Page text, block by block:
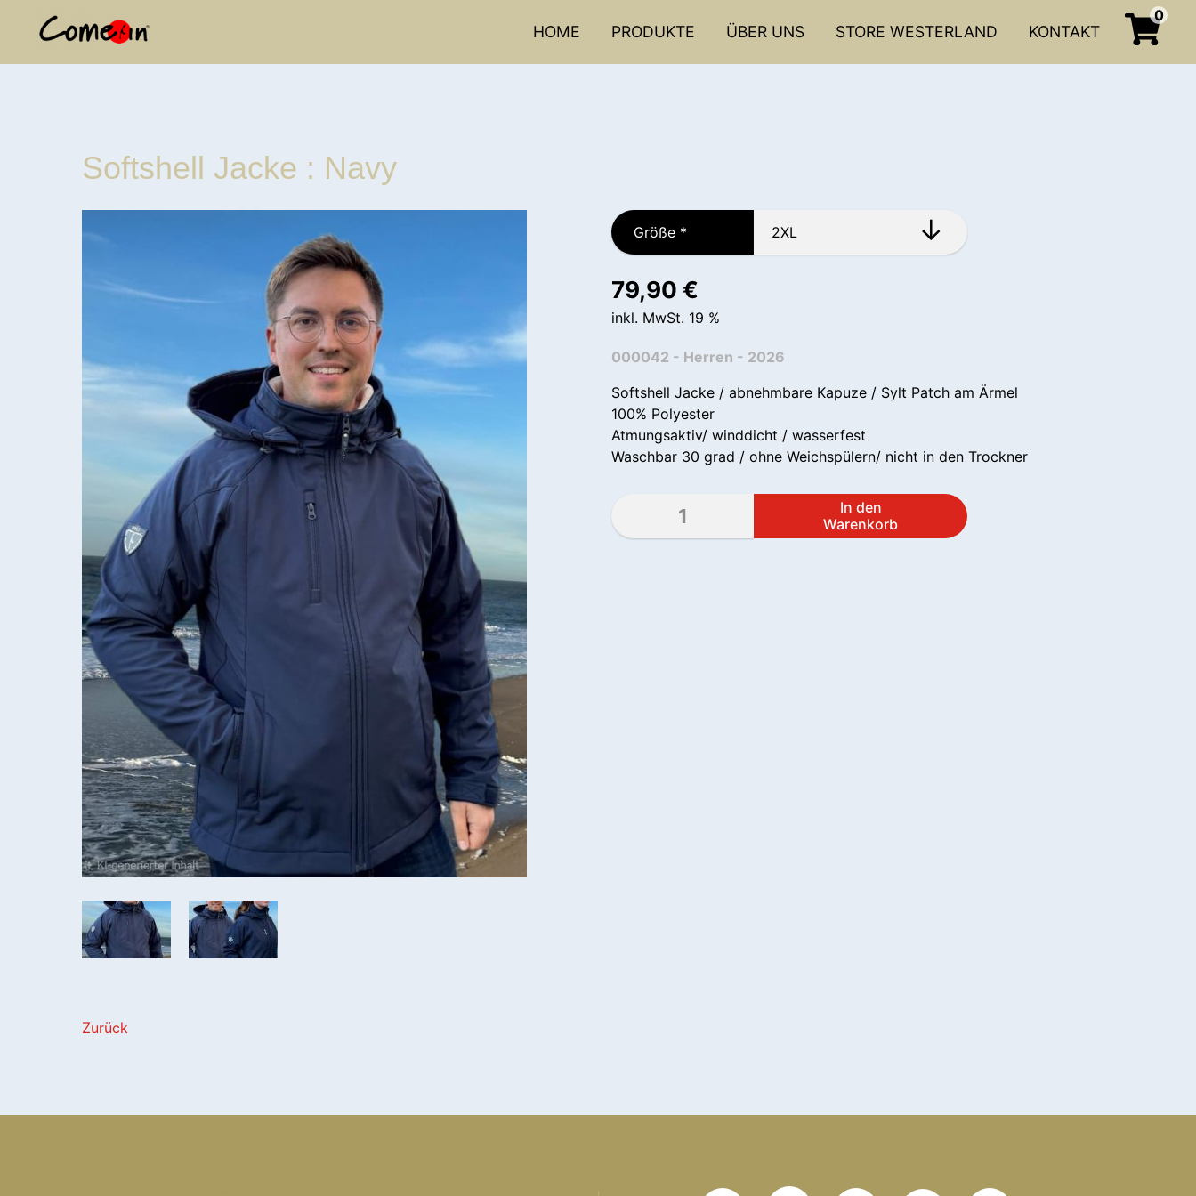
HOME PRODUKTE ÜBER UNS STORE WESTERLAND KONTAKT
0
Softshell Jacke : Navy
Größe *
79,90 €
inkl. MwSt. 19 %
000042 - Herren - 2026
Softshell Jacke / abnehmbare Kapuze / Sylt Patch am Ärmel
100% Polyester
Atmungsaktiv/ winddicht / wasserfest
Waschbar 30 grad / ohne Weichspülern/ nicht in den Trockner
Zurück